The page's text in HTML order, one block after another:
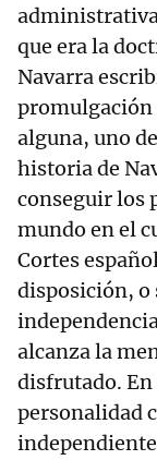
administrativa
que era la
Navarra
promulgación
alguna, uno
historia de
conseguir los
mundo en el
Cortes
disposición, o
alcanza la
disfrutado.
personalidad